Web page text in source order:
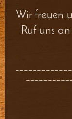
Wir freuen
Ruf uns